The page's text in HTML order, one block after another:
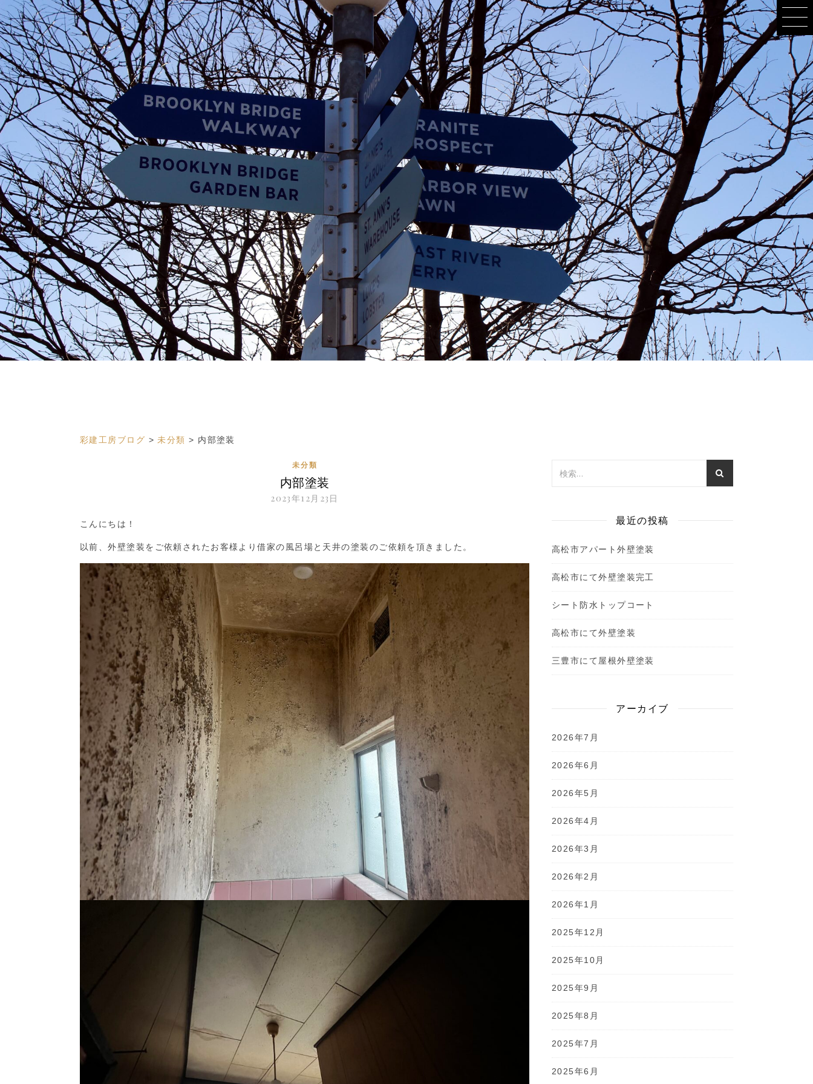
彩建工房ブログ >未分類 > 内部塗装
未分類
内部塗装
2023年12月23日
こんにちは！
以前、外壁塗装をご依頼されたお客様より借家の風呂場と天井の塗装のご依頼を頂きました。
最近の投稿
高松市アパート外壁塗装
高松市にて外壁塗装完工
シート防水トップコート
高松市にて外壁塗装
三豊市にて屋根外壁塗装
アーカイブ
2026年7月
2026年6月
2026年5月
2026年4月
2026年3月
2026年2月
2026年1月
2025年12月
2025年10月
2025年9月
2025年8月
2025年7月
2025年6月